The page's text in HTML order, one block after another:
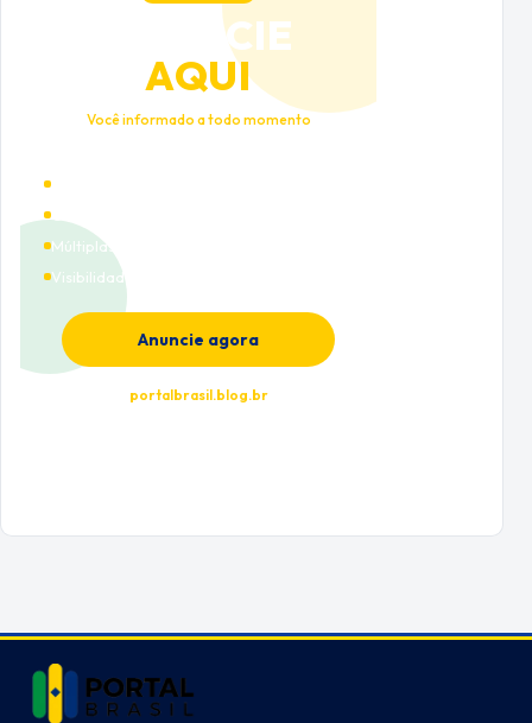
ANUNCIE
AQUI
Você informado a todo momento
Múltiplas categorias
Visibilidade premium
Anuncie agora
portalbrasil.blog.br